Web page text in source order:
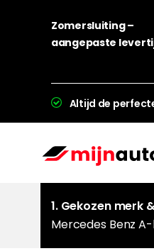
Zomersluiting –
aangepaste
Altijd de
1. Gekozen merk
Mercedes Benz A-